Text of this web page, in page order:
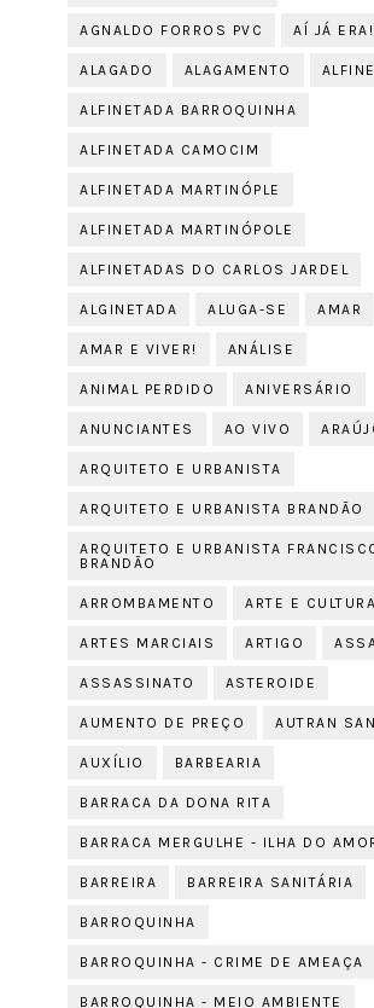
AGNALDO FORROS PVC AÍ JÁ ERA!
ALAGADO ALAGAMENTO
ALFINETADA BARROQUINHA
ALFINETADA CAMOCIM
ALFINETADA MARTINÓPLE
ALFINETADA MARTINÓPOLE
ALFINETADAS DO CARLOS JARDEL
ALGINETADA ALUGA-SE AMAR
AMAR E VIVER! ANÁLISE
ANIMAL PERDIDO ANIVERSÁRIO
ANUNCIANTES AO VIVO
ARQUITETO E URBANISTA
ARQUITETO E URBANISTA BRANDÃO
ARQUITETO E URBANISTA
BRANDÃO
ARROMBAMENTO ARTE E CULTURA
ARTES MARCIAIS ARTIGO
ASSASSINATO ASTEROIDE
AUMENTO DE PREÇO AUTRAN
AUXÍLIO BARBEARIA
BARRACA DA DONA RITA
BARRACA MERGULHE - ILHA DO
BARREIRA BARREIRA SANITÁRIA
BARROQUINHA
BARROQUINHA - CRIME DE AMEAÇA
BARROQUINHA - MEIO AMBIENTE